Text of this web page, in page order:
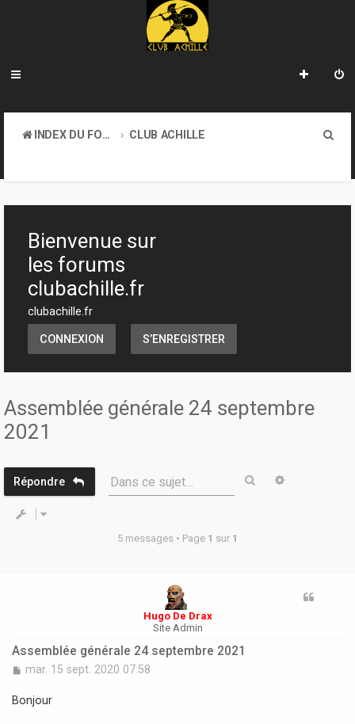
INDEX DU FORUM
CLUB ACHILLE
h
Bienvenue sur
les forums
clubachille.fr
clubachille.fr
CONNEXION S’ENREGISTRER
Assemblée générale 24 septembre
2021
Répondre Dans ce sujet… Rechercher
5 messages • Page 1 sur 1
Hugo De Drax
Site Admin
Assemblée générale 24 septembre 2021
M
s
mar. 15 sept. 2020 07:58
Bonjour